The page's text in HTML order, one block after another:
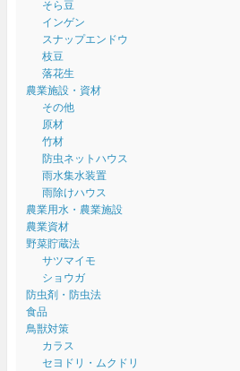
そら豆
インゲン
スナップエンドウ
枝豆
落花生
農業施設・資材
その他
原材
竹材
防虫ネットハウス
雨水集水装置
雨除けハウス
農業用水・農業施設
農業資材
野菜貯蔵法
サツマイモ
ショウガ
防虫剤・防虫法
食品
鳥獣対策
カラス
セヨドリ・ムクドリ